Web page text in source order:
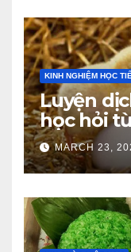
KINH NGHIỆM HỌC
Luyện
học hỏi
(Phần 1)
MARCH 23,